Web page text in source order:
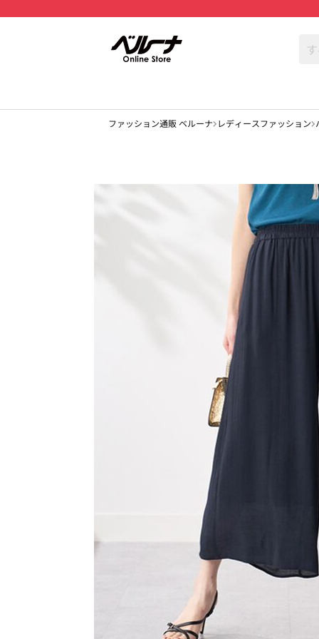
ファッション通販 ベルーナ レディースファッション